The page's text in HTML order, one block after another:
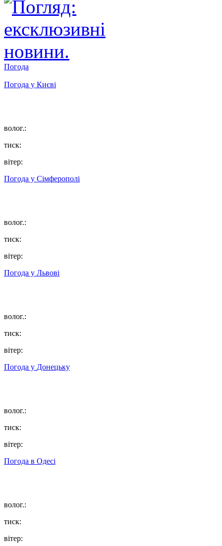
Погода
Погода у Києві
волог.:
тиск:
вітер:
Погода у Сімферополі
волог.:
тиск:
вітер:
Погода у Львові
волог.:
тиск:
вітер:
Погода у Донецьку
волог.:
тиск:
вітер:
Погода в Одесі
волог.:
тиск:
вітер: